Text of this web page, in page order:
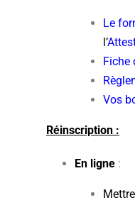
Le
l’
Fiche
Vos
Réinscription :
En ligne :